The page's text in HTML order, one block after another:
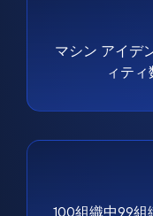
マシン アイデ
ィティ
100組織中99組